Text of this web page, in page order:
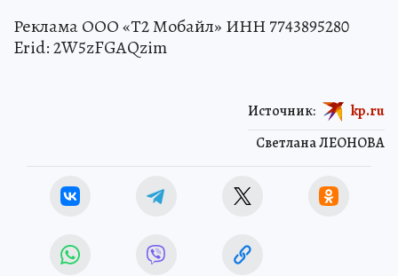
Реклама ООО «Т2 Мобайл» ИНН 7743895280
Erid: 2W5zFGAQzim
Светлана ЛЕОНОВА
Источник: kp.ru